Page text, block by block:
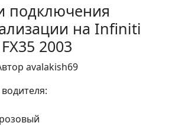
подключения
на Infiniti
FX35 2003
avalakish69